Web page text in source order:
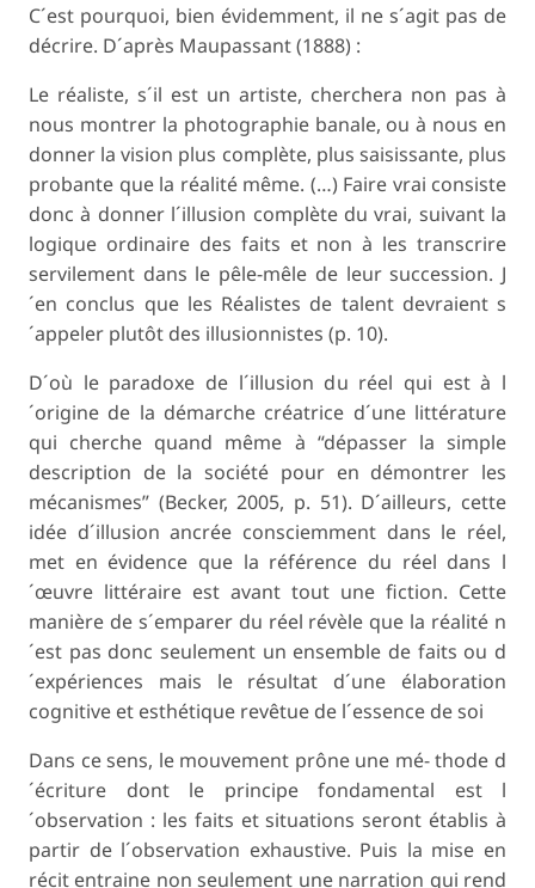
C´est pourquoi, bien évidemment, il ne s´agit pas de
décrire. D´après Maupassant (1888) :
Le réaliste, s´il est un artiste, cherchera non pas à
nous montrer la photographie banale, ou à nous en
donner la vision plus complète, plus saisissante, plus
probante que la réalité même. (…) Faire vrai consiste
donc à donner l´illusion complète du vrai, suivant la
logique ordinaire des faits et non à les transcrire
servilement dans le pêle-mêle de leur succession. J
´en conclus que les Réalistes de talent devraient s
´appeler plutôt des illusionnistes (p. 10).
D´où le paradoxe de l´illusion du réel qui est à l
´origine de la démarche créatrice d´une littérature
qui cherche quand même à “dépasser la simple
description de la société pour en démontrer les
mécanismes” (Becker, 2005, p. 51). D´ailleurs, cette
idée d´illusion ancrée consciemment dans le réel,
met en évidence que la référence du réel dans l
´œuvre littéraire est avant tout une fiction. Cette
manière de s´emparer du réel révèle que la réalité n
´est pas donc seulement un ensemble de faits ou d
´expériences mais le résultat d´une élaboration
cognitive et esthétique revêtue de l´essence de soi
Dans ce sens, le mouvement prône une mé- thode d
´écriture dont le principe fondamental est l
´observation : les faits et situations seront établis à
partir de l´observation exhaustive. Puis la mise en
récit entraine non seulement une narration qui rend